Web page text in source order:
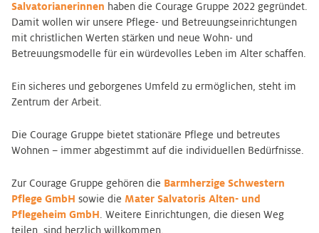
Salvatorianerinnen haben die Courage Gruppe 2022 gegründet.
Damit wollen wir unsere Pflege- und Betreuungseinrichtungen
mit christlichen Werten stärken und neue Wohn- und
Betreuungsmodelle für ein würdevolles Leben im Alter schaffen.
Ein sicheres und geborgenes Umfeld zu ermöglichen, steht im
Zentrum der Arbeit.
Die Courage Gruppe bietet stationäre Pflege und betreutes
Wohnen – immer abgestimmt auf die individuellen Bedürfnisse.
Zur Courage Gruppe gehören die Barmherzige Schwestern
Pflege GmbH sowie die Mater Salvatoris Alten- und
Pflegeheim GmbH . Weitere Einrichtungen, die diesen Weg
teilen, sind herzlich willkommen.